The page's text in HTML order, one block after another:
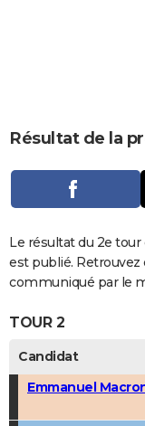
CARTE DE VOEUX
DICTIONNAIRE
Dictionnaire
Biographies
Expressions
Proverbes
PROGRAMME TV
COPAINS D'AVANT
S'inscrire
Se connecter
Lycées
Collèges
Primaires
Universités
Entreprises
Service militaire
Avis de recherche
AVIS DE DÉCÈS
FORUM
Bricolage
Culture
Television
Voyage
Résultat de la
Le résultat du 2e
est publié. Retrouvez
communiqué par le
TOUR 2
Candidat
Emmanuel